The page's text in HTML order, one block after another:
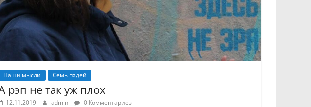
Наши мысли Семь пядей
рэп не так уж плох
12.11.2019 admin 0 Комментариев